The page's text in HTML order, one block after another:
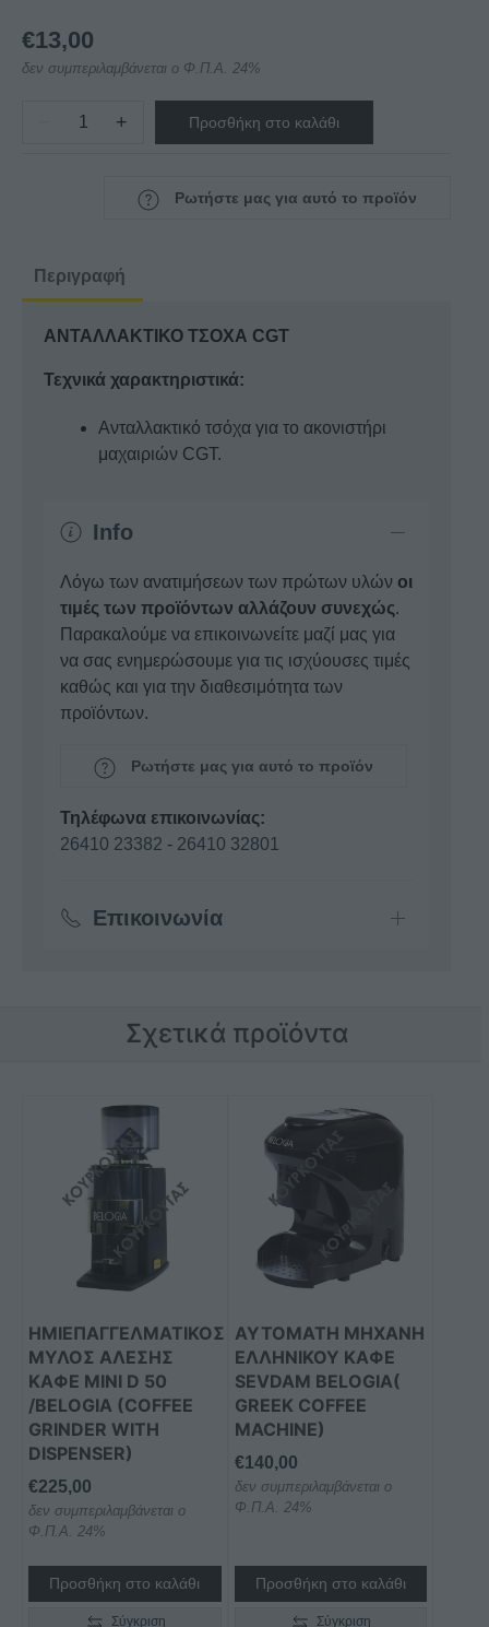
€13,00
δεν συμπεριλαμβάνεται ο Φ.Π.Α. 24%
ΑΝΤΑΛΛΑΚΤΙΚΟ
+ Προσθήκη στο καλάθι
Ρωτήστε μας για αυτό το προϊόν
Περιγραφή
ΑΝΤΑΛΛΑΚΤΙΚΟ ΤΣΟΧΑ CGT
Τεχνικά χαρακτηριστικά:
Ανταλλακτικό τσόχα για το ακονιστήρι
μαχαιριών CGT.
Info
Λόγω των ανατιμήσεων των πρώτων υλών οι
τιμές των προϊόντων αλλάζουν συνεχώς.
Παρακαλούμε να επικοινωνείτε μαζί μας για
να σας ενημερώσουμε για τις ισχύουσες τιμές
καθώς και για την διαθεσιμότητα των
προϊόντων.
Ρωτήστε μας για αυτό το προϊόν
Τηλέφωνα επικοινωνίας:
26410 23382 - 26410 32801
Επικοινωνία
Σχετικά προϊόντα
ΗΜΙΕΠΑΓΓΕΛΜΑΤΙΚΟΣ
ΜΥΛΟΣ ΑΛΕΣΗΣ
ΚΑΦΕ MINI D 50
/BELOGIA (COFFEE
GRINDER WITH
DISPENSER)
€225,00
δεν συμπεριλαμβάνεται ο
Φ.Π.Α. 24%
Προσθήκη στο καλάθι
Σύγκριση
ΑΥΤΟΜΑΤΗ ΜΗΧΑΝΗ
ΕΛΛΗΝΙΚΟΥ ΚΑΦΕ
SEVDAM BELOGIA(
GREEK COFFEE
MACHINE)
€140,00
δεν συμπεριλαμβάνεται ο
Φ.Π.Α. 24%
Προσθήκη στο καλάθι
Σύγκριση